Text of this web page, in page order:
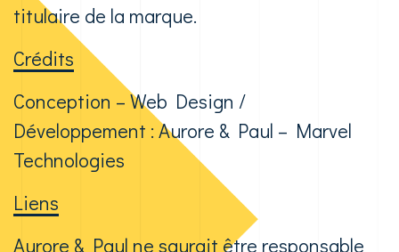
titulaire de la marque.
Crédits
Conception – Web Design /
Développement : Aurore & Paul – Marvel
Technologies
Liens
Aurore & Paul ne saurait être responsable